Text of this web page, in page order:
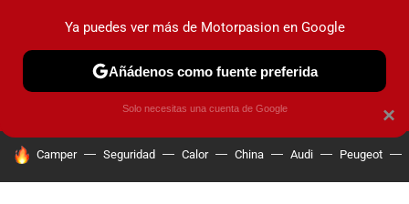
PRUEBAS COCHES ELÉCTRICOS OBSERVATORIO
HOY SE HABLA DE
Camper Seguridad Calor China Audi Peugeot
×
Ya puedes ver más de Motorpasion en Google
Añádenos como fuente preferida
Solo necesitas una cuenta de Google